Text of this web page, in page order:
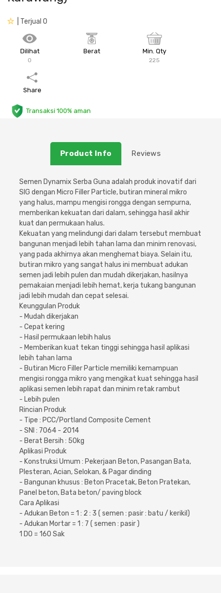
Sanitari & Aksesorisnya
Atap & Lantai
Cat dan Kimia
Saniter
Besi Profil & Plat
Pompa dan Pipa
| Terjual 0
Dilihat
0
Berat Min. Qty
225
Share
Transaksi 100% aman
Product Info Reviews
Semen Dynamix Serba Guna adalah produk inovatif dari
SIG dengan Micro Filler Particle, butiran mineral mikro
yang halus, mampu mengisi rongga dengan sempurna,
memberikan kekuatan dari dalam, sehingga hasil akhir
kuat dan permukaan halus.
Kekuatan yang melindungi dari dalam tersebut membuat
bangunan menjadi lebih tahan lama dan minim renovasi,
yang pada akhirnya akan menghemat biaya. Selain itu,
butiran mikro yang sangat halus ini membuat adukan
semen jadi lebih pulen dan mudah dikerjakan, hasilnya
pemakaian menjadi lebih hemat, kerja tukang bangunan
jadi lebih mudah dan cepat selesai.
Keunggulan Produk
- Mudah dikerjakan
- Cepat kering
- Hasil permukaan lebih halus
- Memberikan kuat tekan tinggi sehingga hasil aplikasi
lebih tahan lama
- Butiran Micro Filler Particle memiliki kemampuan
mengisi rongga mikro yang mengikat kuat sehingga hasil
aplikasi semen lebih rapat dan minim retak rambut
- Lebih pulen
Rincian Produk
- Tipe : PCC/Portland Composite Cement
- SNI : 7064 - 2014
- Berat Bersih : 50kg
Aplikasi Produk
- Konstruksi Umum : Pekerjaan Beton, Pasangan Bata,
Plesteran, Acian, Selokan, & Pagar dinding
- Bangunan khusus : Beton Pracetak, Beton Pratekan,
Panel beton, Bata beton/ paving block
Cara Aplikasi
- Adukan Beton = 1 : 2 : 3 ( semen : pasir : batu / kerikil)
- Adukan Mortar = 1 : 7 ( semen : pasir )
1 DO = 160 Sak